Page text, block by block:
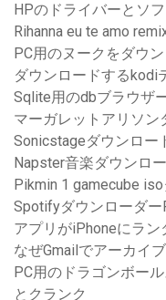
HPのドライバーとソ
Rihanna eu te amo
PC用のヌークをダウ
ダウンロードするkodi
Sqlite用のdbブラウザ
マーガレットアリソン
Sonicstageダウンロー
Napster音楽ダウンロ
Pikmin 1 gamecube
Spotifyダウンローダー
アプリがiPhoneにラ
なぜGmailでアーカイ
PC用のドラゴンボー
とクランク